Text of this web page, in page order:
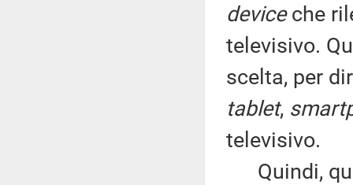
deviceche
televisivo.
scelta, per
tablet,
televisivo.
Quindi,